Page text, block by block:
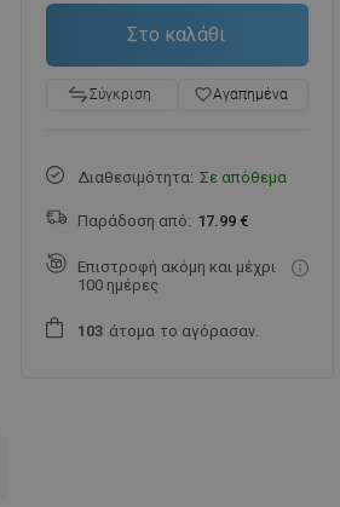
Στο καλάθι
Σύγκριση favorite_borderΑγαπημένα
Διαθεσιμότητα: Σε απόθεμα
Παράδοση από: 17.99 €
Επιστροφή ακόμη και μέχρι
100 ημέρες
1 03 άτομα το αγόρασαν.